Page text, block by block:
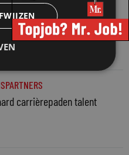
waarom geen enkel
hetzelfde kan blijven
carrièrepaden talent